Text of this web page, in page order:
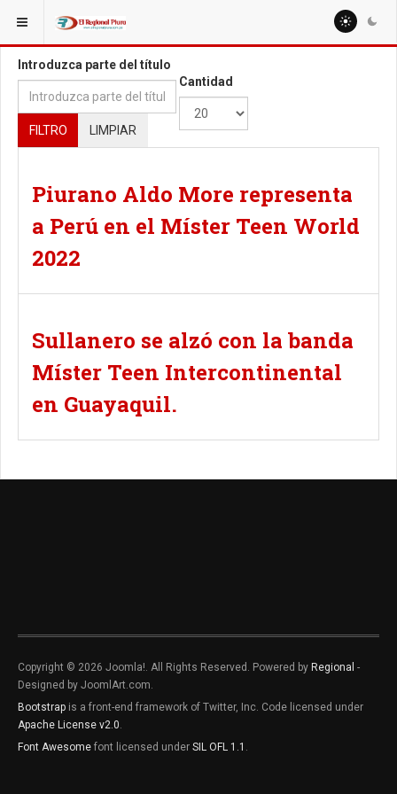
ESTÁ AQUÍ: TAGS
Introduzca parte del título
FILTRO LIMPIAR
Cantidad
Piurano Aldo More representa
a Perú en el Míster Teen World
2022
Sullanero se alzó con la banda
Míster Teen Intercontinental
en Guayaquil.
Copyright © 2026 Joomla!. All Rights Reserved. Powered by Regional -
Designed by JoomlArt.com.
Bootstrap is a front-end framework of Twitter, Inc. Code licensed under
Apache License v2.0.
Font Awesome font licensed under SIL OFL 1.1 .